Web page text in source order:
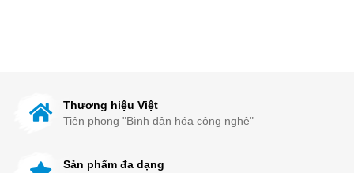
Thương hiệu Việt
Tiên phong "Bình dân hóa công nghệ"
Sản phẩm đa dạng